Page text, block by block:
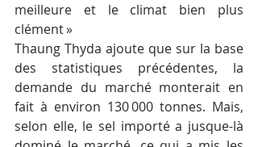
meilleure et le climat bien plus
clément »
Thaung Thyda ajoute que sur la base
des statistiques précédentes, la
demande du marché monterait en
fait à environ 130 000 tonnes. Mais,
selon elle, le sel importé a jusque-là